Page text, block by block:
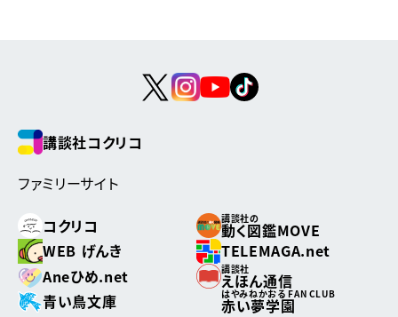
講談社コクリコ
ファミリーサイト
コクリコ
講談社の
動く図鑑MOVE
WEB げんき
TELEMAGA.net
Aneひめ.net
講談社
えほん通信
青い鳥文庫
はやみねかおる FAN CLUB
赤い夢学園